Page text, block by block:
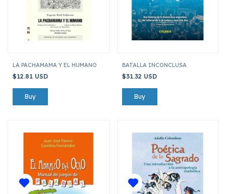
LA PACHAMAMA Y EL HUMANO
$12.81 USD
BATALLA INCONCLUSA
$31.32 USD